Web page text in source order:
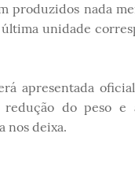
produzidos nada
última unidade
apresentada
do peso
nos deixa.